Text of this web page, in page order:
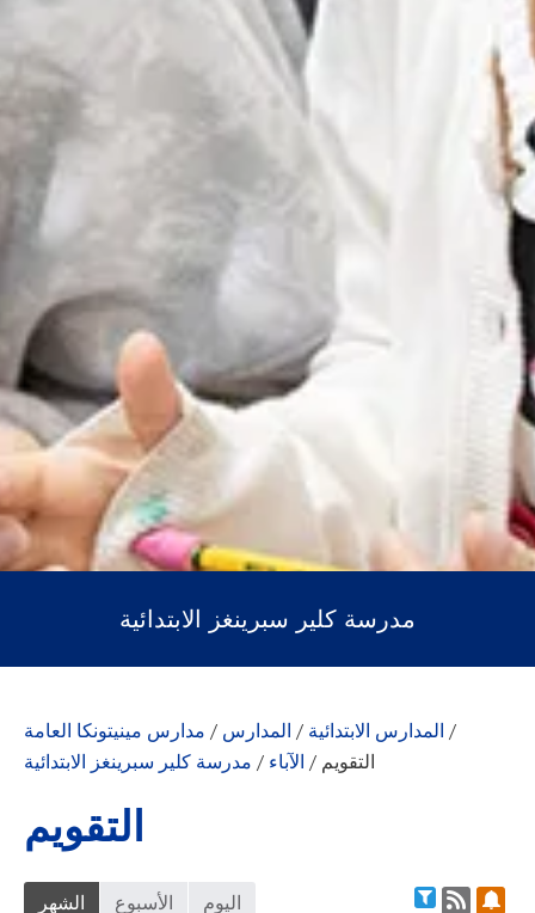
مدرسة كلير سبرينغز الابتدائية
مدارس مينيتونكا العامة / المدارس / المدارس الابتدائية /
مدرسة كلير سبرينغز الابتدائية / الآباء / التقويم
التقويم
الشهر الأسبوع اليوم فلتر التقويم